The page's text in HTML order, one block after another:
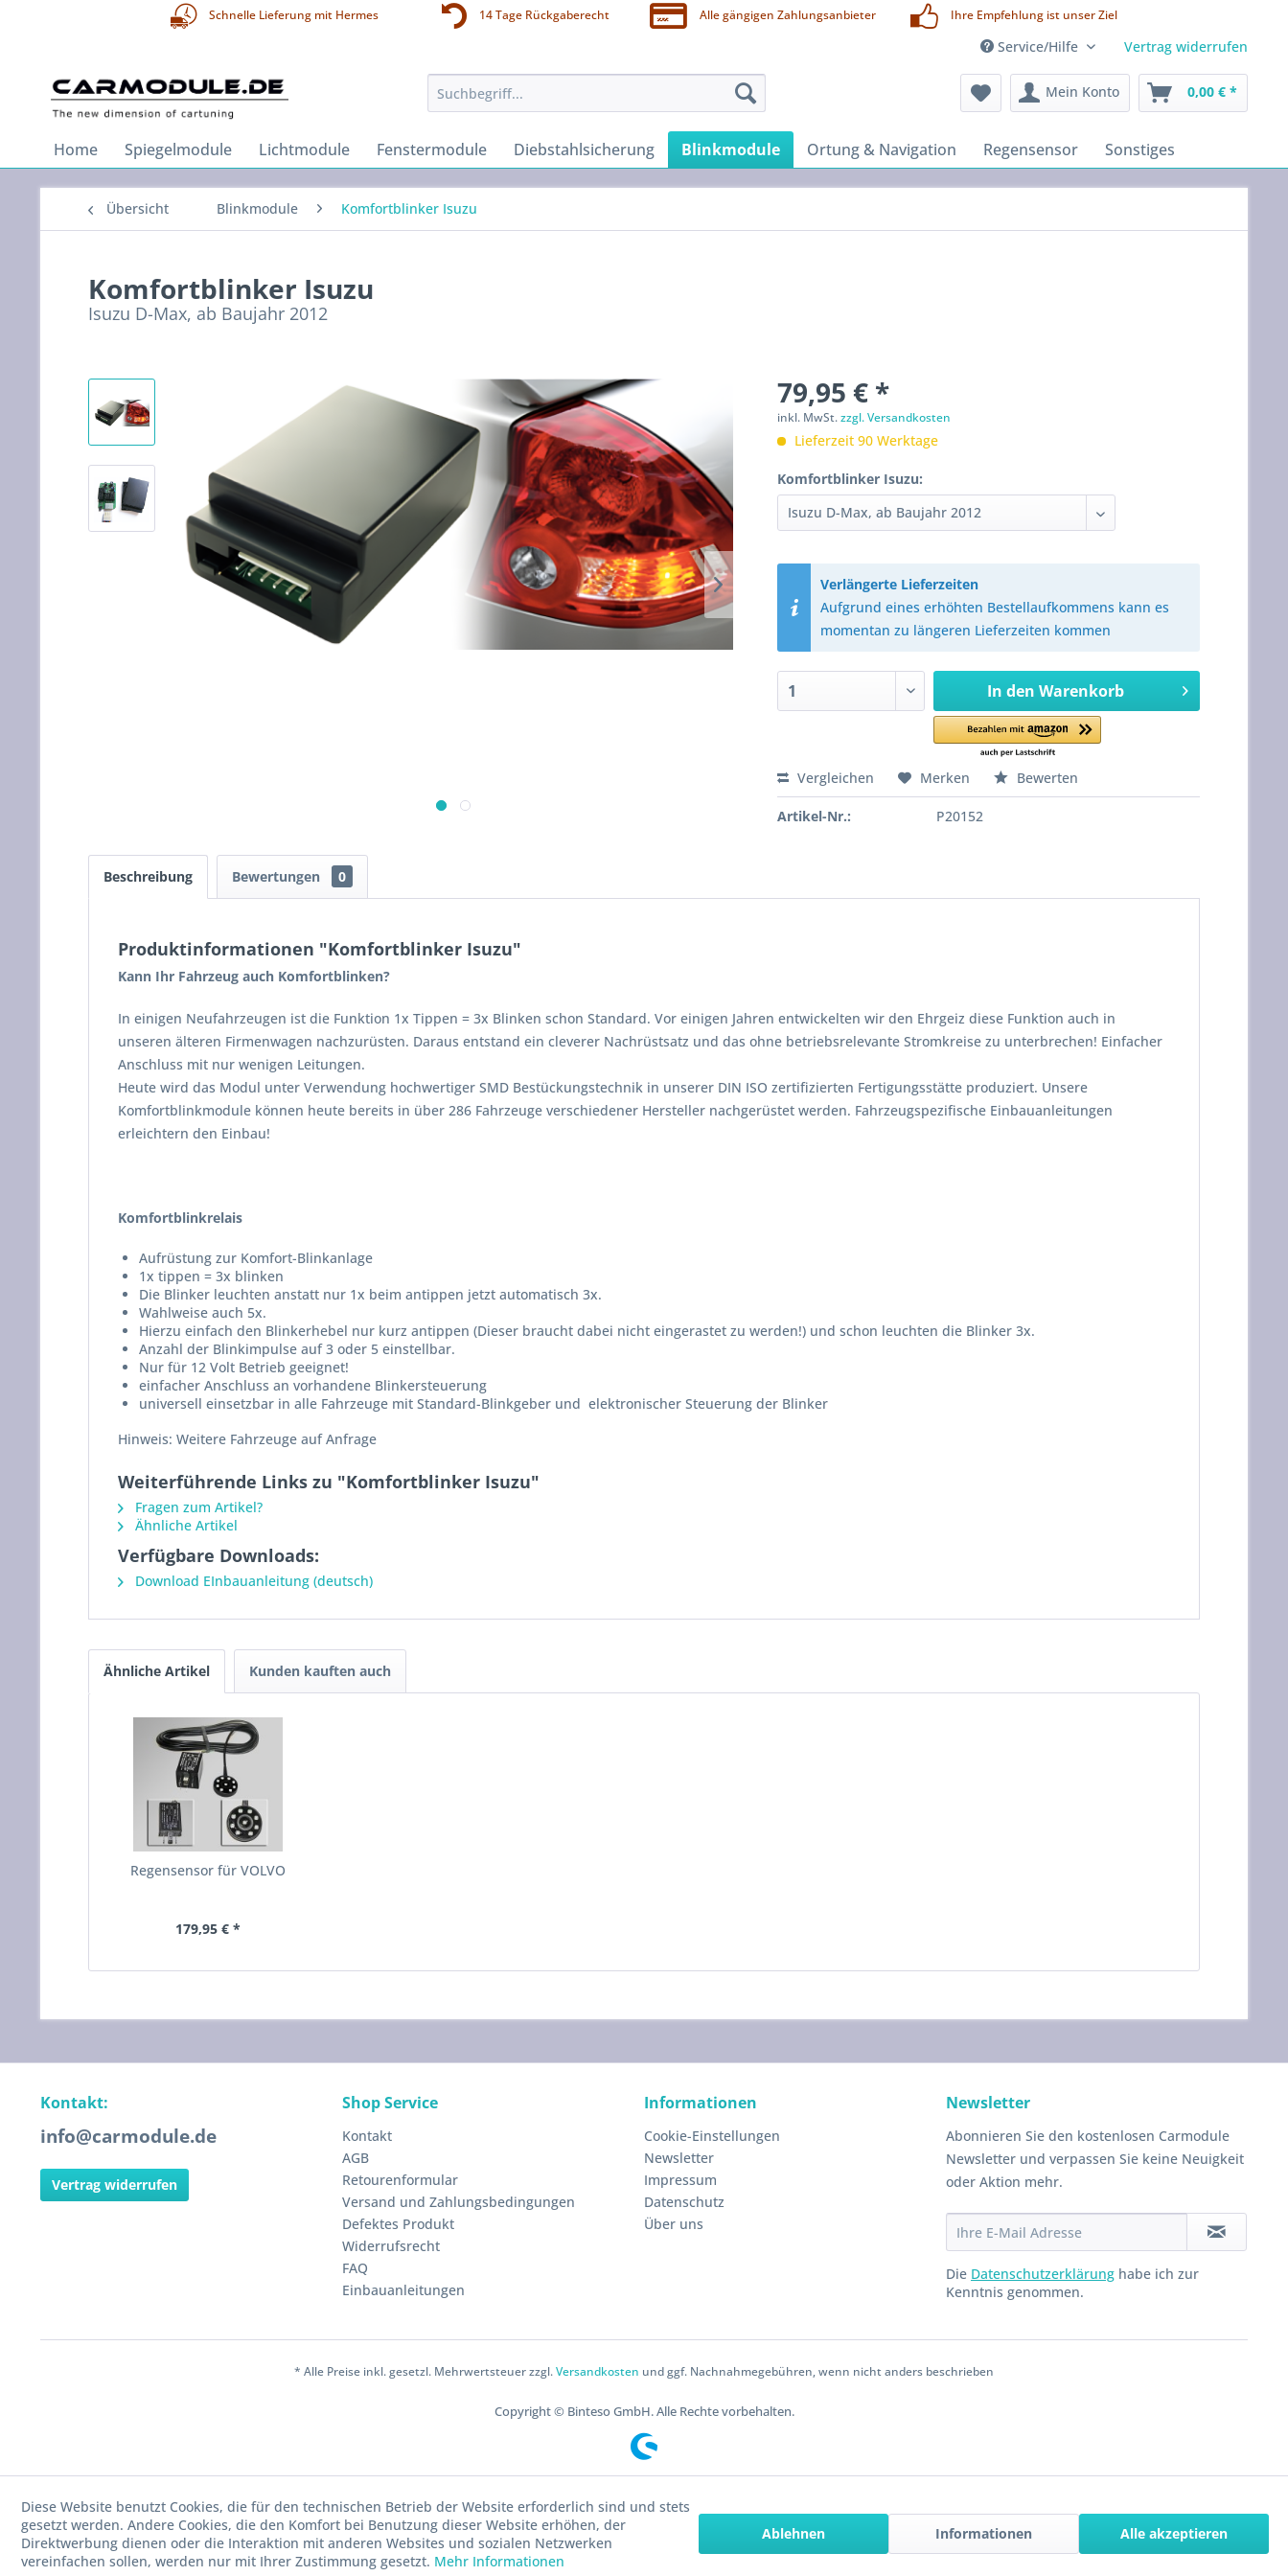
Schnelle Lieferung mit Hermes 14 Tage Rückgaberecht Alle gängigen Zahlungsanbieter Ihre Empfehlung ist unser Ziel
Service/Hilfe Vertrag widerrufen
Mein Konto 0,00 € *
Home Spiegelmodule Lichtmodule Fenstermodule Diebstahlsicherung Blinkmodule Ortung & Navigation Regensensor Sonstiges
Übersicht Blinkmodule Komfortblinker Isuzu
Komfortblinker Isuzu
Isuzu D-Max, ab Baujahr 2012
79,95 € *
inkl. MwSt.zzgl. Versandkosten
Lieferzeit 90 Werktage
Komfortblinker Isuzu:
Verlängerte Lieferzeiten
Aufgrund eines erhöhten Bestellaufkommens kann es
momentan zu längeren Lieferzeiten kommen
In den Warenkorb
Vergleichen Merken Bewerten
Artikel-Nr.: P20152
Beschreibung Bewertungen 0
Produktinformationen "Komfortblinker Isuzu"
Kann Ihr Fahrzeug auch Komfortblinken?
In einigen Neufahrzeugen ist die Funktion 1x Tippen = 3x Blinken schon Standard. Vor einigen Jahren entwickelten wir den Ehrgeiz diese Funktion auch in
unseren älteren Firmenwagen nachzurüsten. Daraus entstand ein cleverer Nachrüstsatz und das ohne betriebsrelevante Stromkreise zu unterbrechen! Einfacher
Anschluss mit nur wenigen Leitungen.
Heute wird das Modul unter Verwendung hochwertiger SMD Bestückungstechnik in unserer DIN ISO zertifizierten Fertigungsstätte produziert. Unsere
Komfortblinkmodule können heute bereits in über 286 Fahrzeuge verschiedener Hersteller nachgerüstet werden. Fahrzeugspezifische Einbauanleitungen
erleichtern den Einbau!
Komfortblinkrelais
Aufrüstung zur Komfort-Blinkanlage
1x tippen = 3x blinken
Die Blinker leuchten anstatt nur 1x beim antippen jetzt automatisch 3x.
Wahlweise auch 5x.
Hierzu einfach den Blinkerhebel nur kurz antippen (Dieser braucht dabei nicht eingerastet zu werden!) und schon leuchten die Blinker 3x.
Anzahl der Blinkimpulse auf 3 oder 5 einstellbar.
Nur für 12 Volt Betrieb geeignet!
einfacher Anschluss an vorhandene Blinkersteuerung
universell einsetzbar in alle Fahrzeuge mit Standard-Blinkgeber und elektronischer Steuerung der Blinker
Hinweis: Weitere Fahrzeuge auf Anfrage
Weiterführende Links zu "Komfortblinker Isuzu"
Fragen zum Artikel?
Ähnliche Artikel
Verfügbare Downloads:
Download EInbauanleitung (deutsch)
Ähnliche Artikel Kunden kauften auch
Regensensor für VOLVO
179,95 € *
Kontakt:
info@carmodule.de
Vertrag widerrufen
Shop Service
Kontakt
AGB
Retourenformular
Versand und Zahlungsbedingungen
Defektes Produkt
Widerrufsrecht
FAQ
Einbauanleitungen
Informationen
Cookie-Einstellungen
Newsletter
Impressum
Datenschutz
Über uns
Newsletter
Abonnieren Sie den kostenlosen Carmodule
Newsletter und verpassen Sie keine Neuigkeit
oder Aktion mehr.
Die Datenschutzerklärung habe ich zur
Kenntnis genommen.
* Alle Preise inkl. gesetzl. Mehrwertsteuer zzgl.Versandkosten und ggf. Nachnahmegebühren, wenn nicht anders beschrieben
Copyright © Binteso GmbH. Alle Rechte vorbehalten.
Diese Website benutzt Cookies, die für den technischen Betrieb der Website erforderlich sind und stets
gesetzt werden. Andere Cookies, die den Komfort bei Benutzung dieser Website erhöhen, der
Direktwerbung dienen oder die Interaktion mit anderen Websites und sozialen Netzwerken
vereinfachen sollen, werden nur mit Ihrer Zustimmung gesetzt. Mehr Informationen
Ablehnen Informationen Alle akzeptieren